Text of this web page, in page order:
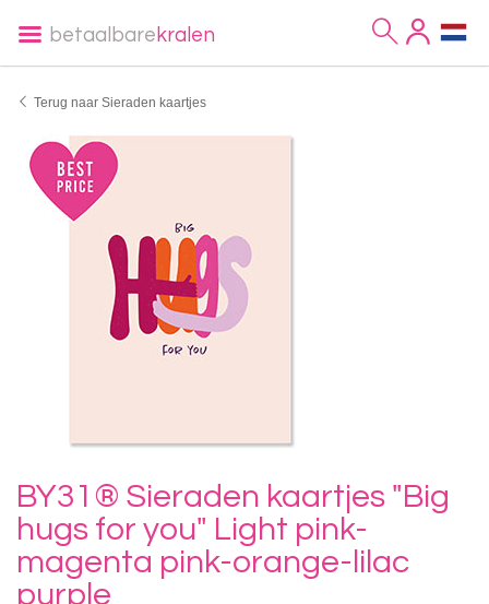
betaalbare kralen
Terug naar Sieraden kaartjes
BY31® Sieraden kaartjes "Big
hugs for you" Light pink-
magenta pink-orange-lilac
purple